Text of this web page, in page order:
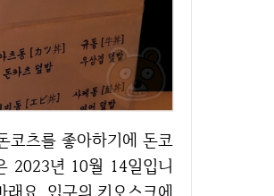
2023년 10월 14일입니